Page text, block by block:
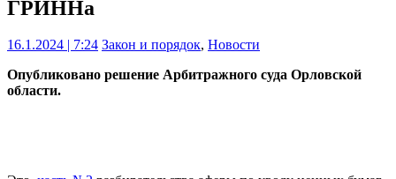
ГРИННа
16.1.2024 | 7:24 Закон и порядок, Новости
Опубликовано решение Арбитражного суда Орловской
области.